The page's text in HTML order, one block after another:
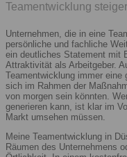
Teamentwicklung
Unternehmen, die in eine
persönliche und fachliche
ein deutliches Statement mit
Attraktivität als Arbeitgeber.
Teamentwicklung immer
sich im Rahmen der
von morgen sein könnten.
generieren kann, ist klar im
Markt umsehen müssen.
Meine Teamentwicklung in
Räumen des Unternehmens